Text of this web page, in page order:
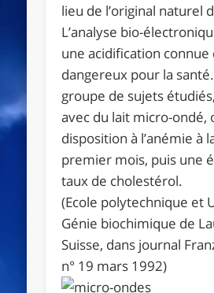
lieu de l’original naturel
L’analyse bio-
une acidification connue
dangereux pour la
groupe de sujets
avec du lait micro-ondé,
disposition à l’anémie à
premier mois, puis une
taux de cholestérol.
(Ecole polytechnique et
Génie biochimique de
Suisse, dans journal
n° 19 mars 1992)